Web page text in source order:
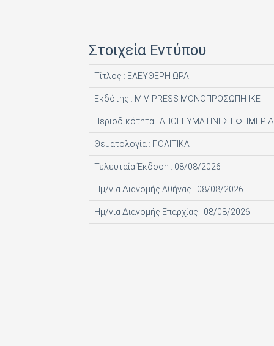
ICONS TV ΜΟΝΟΠΡΟΣΩΠΗ Ι Κ Ε
INFO EDITIONS Ε Ε
INTRACORD ΛΕΝΑ ΜΟΝΟΠΡΟΣΩΠΗ ΙΚΕ
M.V. PRESS ΜΟΝΟΠΡΟΣΩΠΗ ΙΚΕ
MAD MAX Ε Ε
MEDIA ΜΑΘΙΟΥΔΑΚΗΣ Α.Ε.
MEDIA2DAY ΕΚΔΟΤΙΚΗ Α.Ε
MILKRO HELLAS HELLAS PUBL. SERVICES LTD
Στοιχεία Εντύπου
Τίτλος : ΕΛΕΥΘΕΡΗ ΩΡΑ
Εκδότης : M.V. PRESS ΜΟΝΟΠΡΟΣΩΠΗ ΙΚΕ
Περιοδικότητα : ΑΠΟΓΕΥΜΑΤΙΝΕΣ
Θεματολογία : ΠΟΛΙΤΙΚΑ
Τελευταία Έκδοση : 08/08/2026
Ημ/νια Διανομής Αθήνας : 08/08/2026
Ημ/νια Διανομής Επαρχίας : 08/08/2026